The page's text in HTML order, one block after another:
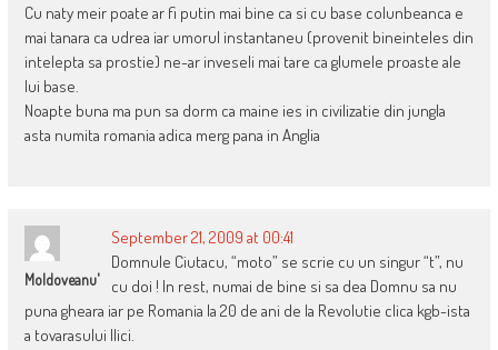
Cu naty meir poate ar fi putin mai bine ca si cu base colunbeanca e
mai tanara ca udrea iar umorul instantaneu (provenit bineinteles din
intelepta sa prostie) ne-ar inveseli mai tare ca glumele proaste ale
lui base.
Noapte buna ma pun sa dorm ca maine ies in civilizatie din jungla
asta numita romania adica merg pana in Anglia
Moldoveanu'
September 21, 2009 at 00:41
Domnule Ciutacu, “moto” se scrie cu un singur “t”, nu
cu doi ! In rest, numai de bine si sa dea Domnu sa nu
puna gheara iar pe Romania la 20 de ani de la Revolutie clica kgb-ista
a tovarasului Ilici.